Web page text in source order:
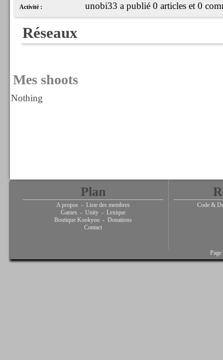
Activité : unobi33 a publié 0 articles et 0
Réseaux
Mes shoots
Nothing
Plan
A propos - Liste des membres
Games - Unity - Lexique
Boutique Kookyoo - Donations
Contact
Code &